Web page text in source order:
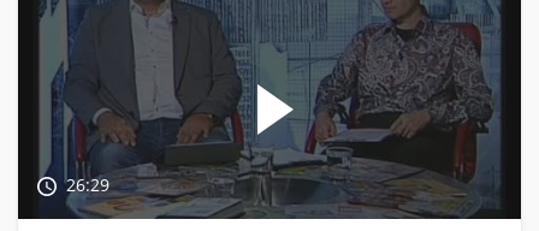
26:29